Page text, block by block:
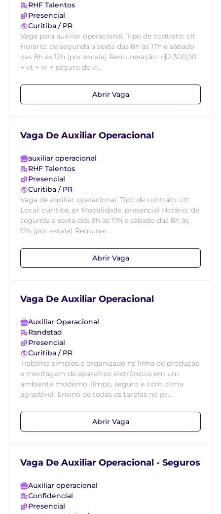
RHF Talentos
Presencial
Curitiba / PR
Vaga para auxiliar operacional. Tipo de contrato: clt
Horário: de segunda a sexta das 8h às 17h e sábado
das 8h às 12h (por escala) Remuneração: r$2.300,00
+ vt + vr + seguro de vi...
Abrir Vaga
Vaga De Auxiliar Operacional
auxiliar operacional
RHF Talentos
Presencial
Curitiba / PR
Vaga de auxiliar operacional. Tipo de contrato: clt
Local: curitiba, pr Modalidade: presencial Horário: de
segunda a sexta das 8h às 17h e sábado das 8h às
12h (por escala) Remuner...
Abrir Vaga
Vaga De Auxiliar Operacional
Auxiliar Operacional
Randstad
Presencial
Curitiba / PR
Trabalho simples e organizado na linha de produção
e montagem de aparelhos eletrônicos em um
ambiente moderno, limpo, seguro e com clima
agradável. Ensino de todas as tarefas no pr...
Abrir Vaga
Vaga De Auxiliar Operacional - Seguros
Auxiliar operacional
Confidencial
Presencial